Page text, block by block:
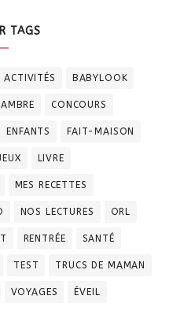
TAGS
ACTIVITÉS BABYLOOK
CONCOURS
ENFANTS FAIT-MAISON
LIVRE
MES RECETTES
NOS LECTURES ORL
RENTRÉE SANTÉ
TEST TRUCS DE MAMAN
VOYAGES ÉVEIL